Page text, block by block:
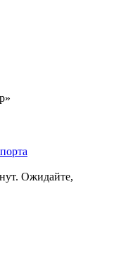
Ожидайте,